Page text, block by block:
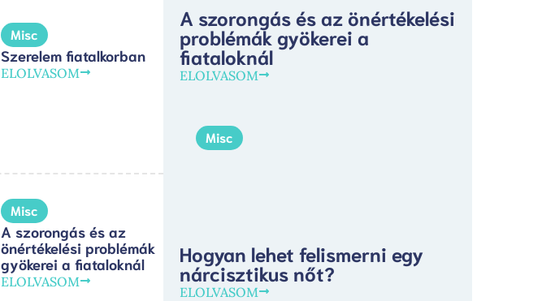
Misc
Szerelem fiatalkorban
ELOLVASOM
Misc
A szorongás és az
önértékelési problémák
gyökerei a fiataloknál
ELOLVASOM
A szorongás és az önértékelési
problémák gyökerei a
fiataloknál
ELOLVASOM
Misc
Hogyan lehet felismerni egy
nárcisztikus nőt?
ELOLVASOM